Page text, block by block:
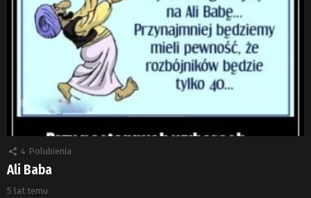
4 Polubienia
Ali Baba
5 lat temu